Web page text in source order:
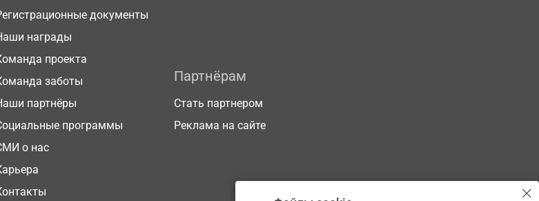
документы
награды
проекта
заботы
партнёры
программы
о нас
Партнёрам
Стать партнером
Реклама на сайте